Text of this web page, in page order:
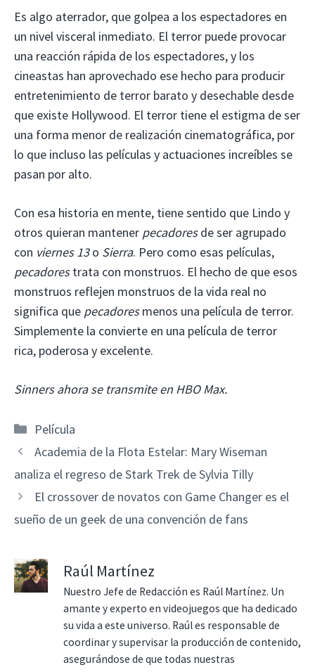
Es algo aterrador, que golpea a los espectadores en
un nivel visceral inmediato. El terror puede provocar
una reacción rápida de los espectadores, y los
cineastas han aprovechado ese hecho para producir
entretenimiento de terror barato y desechable desde
que existe Hollywood. El terror tiene el estigma de ser
una forma menor de realización cinematográfica, por
lo que incluso las películas y actuaciones increíbles se
pasan por alto.
Con esa historia en mente, tiene sentido que Lindo y
otros quieran mantener pecadoresde ser agrupado
con viernes 13o Sierra. Pero como esas películas,
pecadorestrata con monstruos. El hecho de que esos
monstruos reflejen monstruos de la vida real no
significa que pecadoresmenos una película de terror.
Simplemente la convierte en una película de terror
rica, poderosa y excelente.
Sinners ahora se transmite en HBO Max.
Categorías
Película
Academia de la Flota Estelar: Mary Wiseman
analiza el regreso de Stark Trek de Sylvia Tilly
El crossover de novatos con Game Changer es el
sueño de un geek de una convención de fans
Raúl Martínez
Nuestro Jefe de Redacción es Raúl Martínez. Un
amante y experto en videojuegos que ha dedicado
su vida a este universo. Raúl es responsable de
coordinar y supervisar la producción de contenido,
asegurándose de que todas nuestras